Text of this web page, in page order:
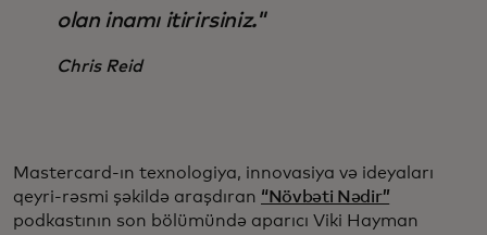
olan inamı itirirsiniz."
Chris Reid
Mastercard-ın texnologiya, innovasiya və ideyaları
qeyri-rəsmi şəkildə araşdıran “Növbəti Nədir”
podkastının son bölümündə aparıcı Viki Hayman